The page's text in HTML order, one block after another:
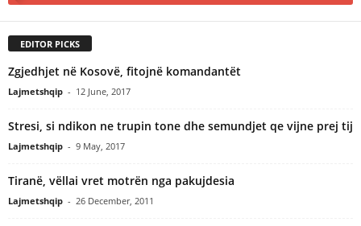
EDITOR PICKS
Zgjedhjet në Kosovë, fitojnë komandantët
Lajmetshqip - 12 June, 2017
Stresi, si ndikon ne trupin tone dhe semundjet qe vijne prej tij
Lajmetshqip - 9 May, 2017
Tiranë, vëllai vret motrën nga pakujdesia
Lajmetshqip - 26 December, 2011